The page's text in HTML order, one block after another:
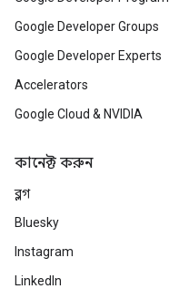
Google Developer Groups
Google Developer Experts
Accelerators
Google Cloud & NVIDIA
কানেক্ট করুন
ব্লগ
Bluesky
Instagram
LinkedIn